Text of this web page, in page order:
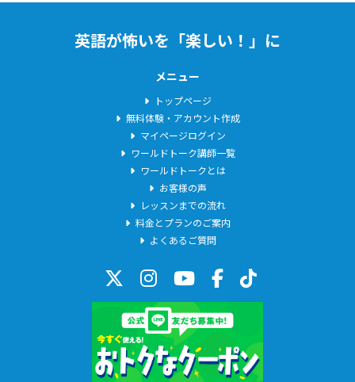
『英語応対能力検定(鉄道編) ※今は終了しています※』にもチャレ
鉄道英語はもちろん、お仕事で必要なフレーズを学びたい方、高
度な専門知識を要する分野は難しいかもですがまずはご相談くだ
さい。あなたにぴったりな形のレッスンを考えます。
スクールスタッフとして働きました。講師とのやりとりは全て英
語という環境で、日本にいながらもまるで別世界という日々を過
ごしました。ここでは自分自身がティーチングするということは
ありませんでしたが、生徒様の上達サポートのため、【定期的な
ってきました。そこで働くうちに『自分の英語力がどれくらい通
用するのか試してみたい』『海外での仕事を経験できたらな』と
思うようになりました。
◉ワーキングホリデー◉
上記の理由からオーストラリアに渡航し、生活。日本とは違うと
英語が怖いを「楽しい！」に
メニュー
トップページ
無料体験・アカウント作成
マイページログイン
ワールドトーク講師一覧
ワールドトークとは
お客様の声
レッスンまでの流れ
料金とプランのご案内
よくあるご質問